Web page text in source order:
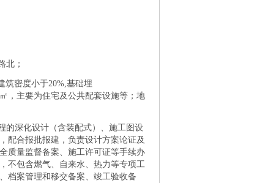
北；
筑密度小于20%,基础埋
，主要为住宅及公共配套设施等；地
的深化设计（含装配式）、施工图设
配合报批报建，负责设计方案论证及
质量监督备案、施工许可证等手续办
不包含燃气、自来水、热力等专项工
档案管理和移交备案、竣工验收备